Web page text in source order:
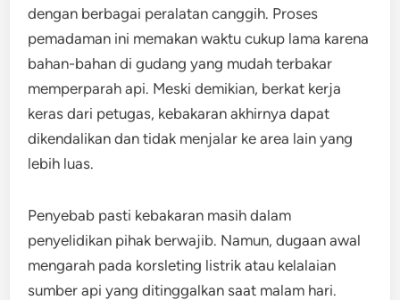
dengan berbagai peralatan canggih. Proses
pemadaman ini memakan waktu cukup lama karena
bahan-bahan di gudang yang mudah terbakar
memperparah api. Meski demikian, berkat kerja
keras dari petugas, kebakaran akhirnya dapat
dikendalikan dan tidak menjalar ke area lain yang
lebih luas.
Penyebab pasti kebakaran masih dalam
penyelidikan pihak berwajib. Namun, dugaan awal
mengarah pada korsleting listrik atau kelalaian
sumber api yang ditinggalkan saat malam hari.